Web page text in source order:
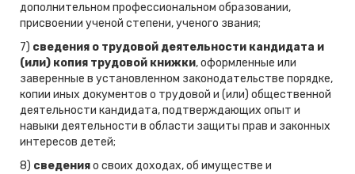
дополнительном профессиональном образовании,
присвоении ученой степени, ученого звания;
7) сведения о трудовой деятельности кандидата и
(или) копия трудовой книжки, оформленные или
заверенные в установленном законодательстве порядке,
копии иных документов о трудовой и (или) общественной
деятельности кандидата, подтверждающих опыт и
навыки деятельности в области защиты прав и законных
интересов детей;
8) сведенияо своих доходах, об имуществе и